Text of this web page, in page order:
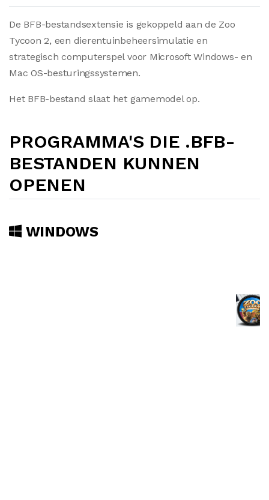
De BFB-bestandsextensie is gekoppeld aan de Zoo
Tycoon 2, een dierentuinbeheersimulatie en
strategisch computerspel voor Microsoft Windows- en
Mac OS-besturingssystemen.
Het BFB-bestand slaat het gamemodel op.
PROGRAMMA'S DIE .BFB-
BESTANDEN KUNNEN
OPENEN
WINDOWS